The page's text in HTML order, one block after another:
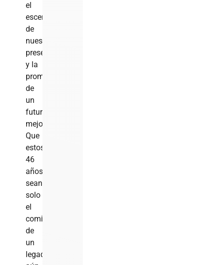
el
escenario
de
nuestro
presente
y la
promesa
de
un
futuro
mejor.
Que
estos
46
años
sean
solo
el
comienzo
de
un
legado